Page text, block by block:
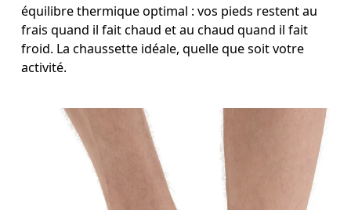
équilibre thermique optimal : vos pieds restent au
frais quand il fait chaud et au chaud quand il fait
froid. La chaussette idéale, quelle que soit votre
activité.